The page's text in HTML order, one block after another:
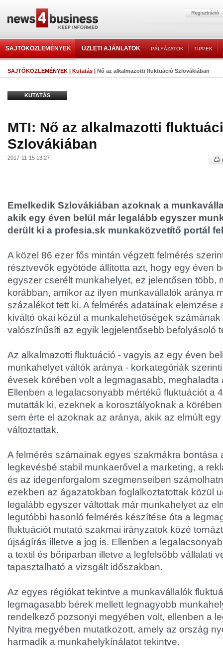
SAJTÓKÖZLEMÉNYEK ÜZLETI AJÁNLATOK PÁLYÁZATOK TIPPEK
SAJTÓKÖZLEMÉNYEK | Kutatás | Nő az alkalmazotti fluktuáció Szlovákiában
KUTATÁS
MTI: Nő az alkalmazotti
Szlovákiában
2017-11-15 13:27 |
Emelkedik Szlovákiában azoknak a
akik egy éven belül már legalább egyszer
derült ki a profesia.sk munkaközvetítő portál
A közel 86 ezer fős mintán végzett felmérés
résztvevők egyötöde állította azt, hogy egy éven
egyszer cserélt munkahelyet, ez jelentősen több,
korábban, amikor az ilyen munkavállalók aránya
százalékot tett ki. A felmérés adatainak elemzése
kiváltó okai közül a munkalehetőségek
valószínűsíti az egyik legjelentősebb befolyásoló
Az alkalmazotti fluktuáció - vagyis az egy éven
munkahelyet váltók aránya - korkategóriák
évesek körében volt a legmagasabb, meghaladta
Ellenben a legalacsonyabb mértékű fluktuációt a
mutatták ki, ezeknek a korosztályoknak a
sem érte el azoknak az aránya, akik az elmúlt
változtattak.
A felmérés számainak egyes szakmákra bontása
legkevésbé stabil munkaerővel a marketing, a
és az idegenforgalom szegmenseiben
ezekben az ágazatokban foglalkoztatottak közül
legalább egyszer váltottak már munkahelyet az
legutóbbi hasonló felmérés készítése óta a
fluktuációt mutató szakmai irányzatok közé
újságírás illetve a jog is. Ellenben a
a textil és bőriparban illetve a legfelsőbb vállalati
tapasztalható a vizsgált időszakban.
Az egyes régiókat tekintve a munkavállalók
legmagasabb bérek mellett legnagyobb
rendelkező pozsonyi megyében volt, ellenben a
Nyitra megyében mutatkozott, amely az ország
harmadik a munkahelykínálatot tekintve.